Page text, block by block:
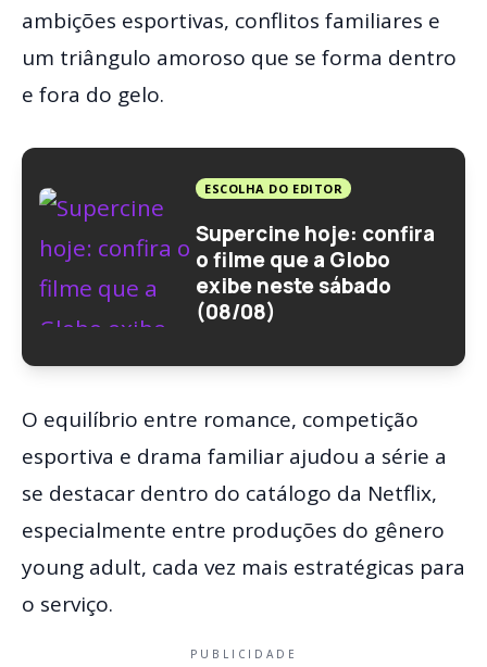
ambições esportivas, conflitos familiares e
um triângulo amoroso que se forma dentro
e fora do gelo.
ESCOLHA DO EDITOR
Supercine hoje: confira
o filme que a Globo
exibe neste sábado
(08/08)
O equilíbrio entre romance, competição
esportiva e drama familiar ajudou a série a
se destacar dentro do catálogo da Netflix,
especialmente entre produções do gênero
young adult, cada vez mais estratégicas para
o serviço.
PUBLICIDADE